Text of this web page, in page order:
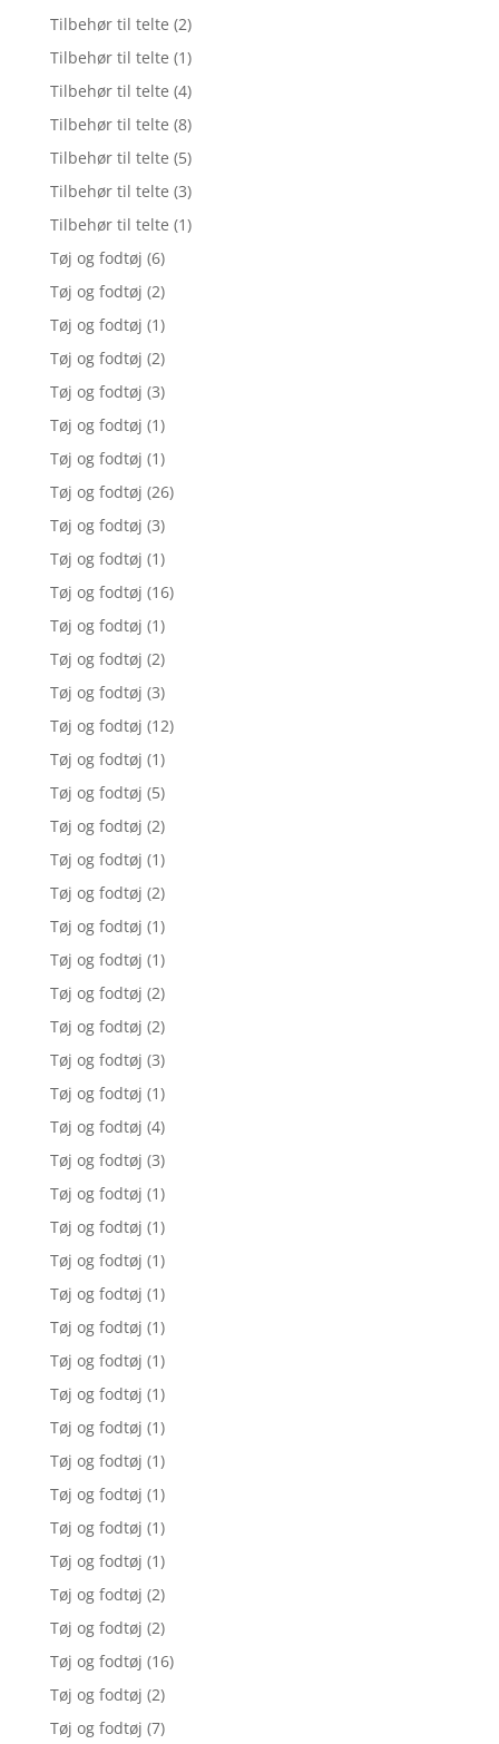
Tilbehør til telte (2)
Tilbehør til telte (1)
Tilbehør til telte (4)
Tilbehør til telte (8)
Tilbehør til telte (5)
Tilbehør til telte (3)
Tilbehør til telte (1)
Tøj og fodtøj (6)
Tøj og fodtøj (2)
Tøj og fodtøj (1)
Tøj og fodtøj (2)
Tøj og fodtøj (3)
Tøj og fodtøj (1)
Tøj og fodtøj (1)
Tøj og fodtøj (26)
Tøj og fodtøj (3)
Tøj og fodtøj (1)
Tøj og fodtøj (16)
Tøj og fodtøj (1)
Tøj og fodtøj (2)
Tøj og fodtøj (3)
Tøj og fodtøj (12)
Tøj og fodtøj (1)
Tøj og fodtøj (5)
Tøj og fodtøj (2)
Tøj og fodtøj (1)
Tøj og fodtøj (2)
Tøj og fodtøj (1)
Tøj og fodtøj (1)
Tøj og fodtøj (2)
Tøj og fodtøj (2)
Tøj og fodtøj (3)
Tøj og fodtøj (1)
Tøj og fodtøj (4)
Tøj og fodtøj (3)
Tøj og fodtøj (1)
Tøj og fodtøj (1)
Tøj og fodtøj (1)
Tøj og fodtøj (1)
Tøj og fodtøj (1)
Tøj og fodtøj (1)
Tøj og fodtøj (1)
Tøj og fodtøj (1)
Tøj og fodtøj (1)
Tøj og fodtøj (1)
Tøj og fodtøj (1)
Tøj og fodtøj (1)
Tøj og fodtøj (2)
Tøj og fodtøj (2)
Tøj og fodtøj (16)
Tøj og fodtøj (2)
Tøj og fodtøj (7)